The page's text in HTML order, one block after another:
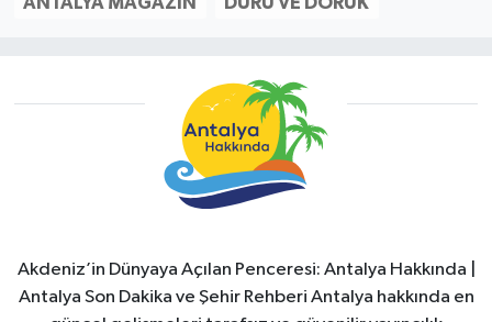
Akdeniz’in Dünyaya Açılan Penceresi: Antalya Hakkında |
Antalya Son Dakika ve Şehir Rehberi Antalya hakkında en